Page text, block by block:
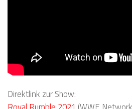
Direktlink zur Show: